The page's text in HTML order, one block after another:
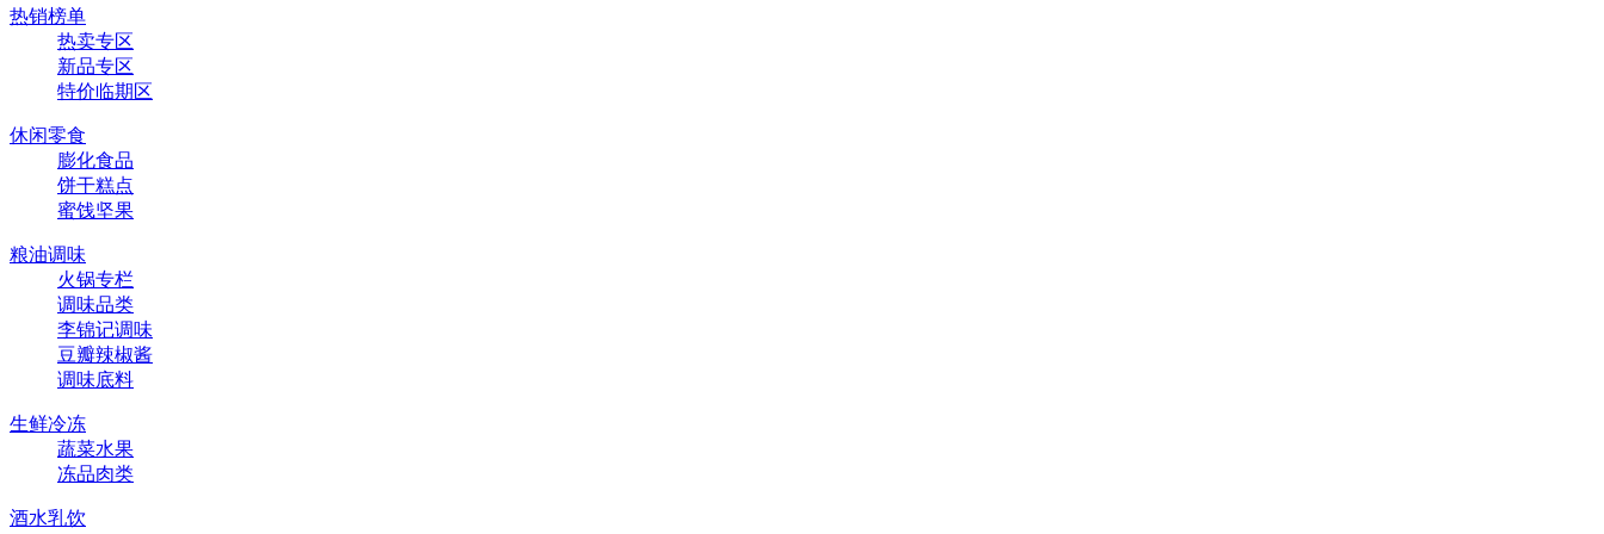
热销榜单
热卖专区
新品专区
特价临期区
休闲零食
膨化食品
饼干糕点
蜜饯坚果
粮油调味
火锅专栏
调味品类
李锦记调味
豆瓣辣椒酱
调味底料
生鲜冷冻
蔬菜水果
冻品肉类
酒水乳饮